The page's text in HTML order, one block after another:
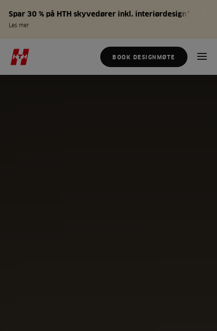
Spar 30 % på HTH skyvedører inkl. interiørdesign*
Les mer
BOOK DESIGNMØTE